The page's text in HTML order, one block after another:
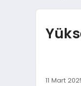
11 Mart